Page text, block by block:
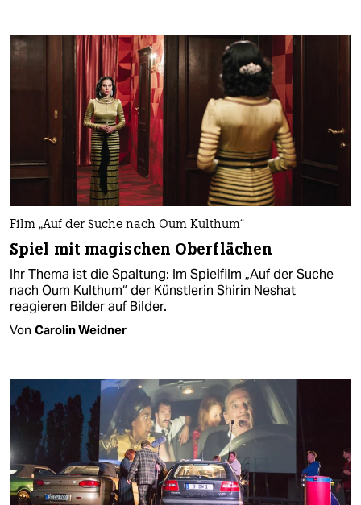
Film „Auf der Suche nach Oum Kulthum“
Spiel mit magischen Oberflächen
Ihr Thema ist die Spaltung: Im Spielfilm „Auf der Suche
nach Oum Kulthum“ der Künstlerin Shirin Neshat
reagieren Bilder auf Bilder.
Von Carolin Weidner